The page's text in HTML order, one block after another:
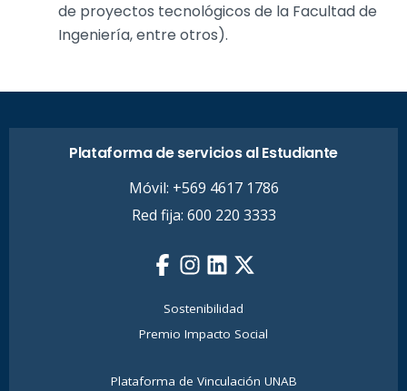
de proyectos tecnológicos de la Facultad de
Ingeniería, entre otros).